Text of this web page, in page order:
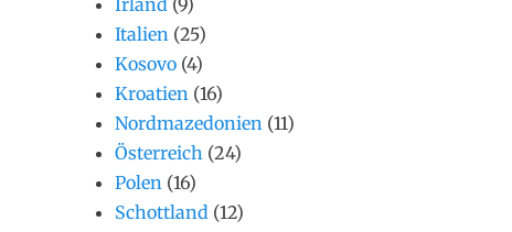
Irland (9)
Italien (25)
Kosovo (4)
Kroatien (16)
Nordmazedonien (11)
Österreich (24)
Polen (16)
Schottland (12)